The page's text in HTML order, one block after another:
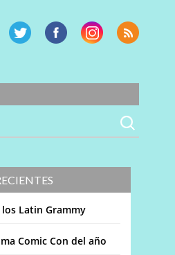
Latin Grammy
Comic Con del año